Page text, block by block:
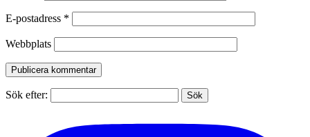
E-postadress *
Webbplats
Sök efter: